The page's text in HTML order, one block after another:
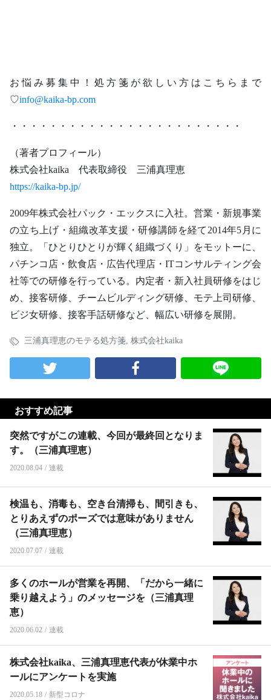
お悩み募集中！処方箋が欲しい方はこちらまで
♡info@kaika-bp.com
・・・・・・・・・・・・・・・・・・・・・・・・
（著者プロフィール）
株式会社kaika 代表取締役 三浦真理恵
https://kaika-bp.jp/
2009年株式会社パック・エックスに入社。営業・新規事業
の立ち上げ・組織改革支援・研修講師を経て2014年5月に
独立。「ひとりひとりが輝く組織づくり」をモットーに、
パチンコ店・飲食店・広告代理店・ITコンサルティング会
社等での研修を行っている。内定者・新入社員研修をはじ
め、接客研修、チームビルディング研修、モテ上司研修、
ビジ女研修、接客手話研修など、幅広い研修を展開。
三浦真理恵のモテる処方箋, 株式会社kaika
おすすめ記事
突然ですがこの連載、今回が最終回となりま
す。（三浦真理恵）
2020.08.04 / 連載
検温も、消毒も、空き台清掃も、間引きも、
とりあえずのポーズでは意味がありません
（三浦真理恵）
2020.07.07 / 連載
多くのホールが営業を再開、「だから一緒に
乗り越えよう」のメッセージを（三浦真理
恵）
2020.06.02 / 連載
株式会社kaika、三浦真理恵代表が休業中ホ
ールにアンケートを実施
2020.05.18 / 新型コロナ